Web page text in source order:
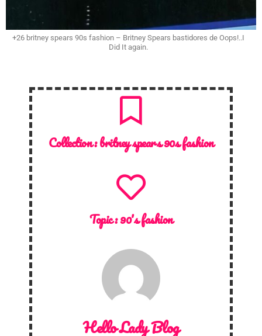
+26 britney spears 90s fashion – Britney Spears bastidores de Oops!..I
Did It again.
Collection :britney spears 90s fashion
Topic :90's fashion
Hello Lady Blog